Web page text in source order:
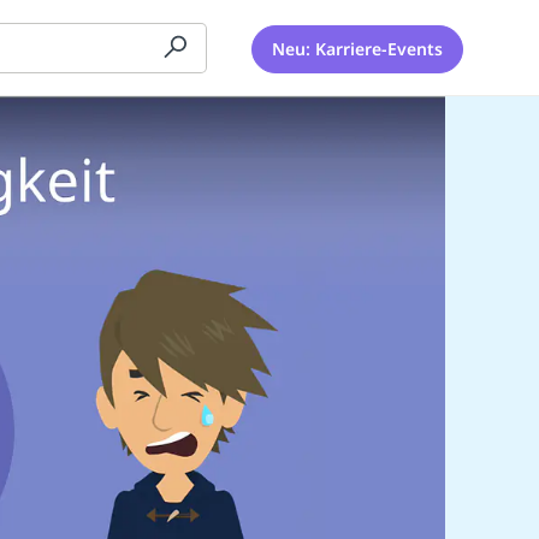
Neu: Karriere-Events